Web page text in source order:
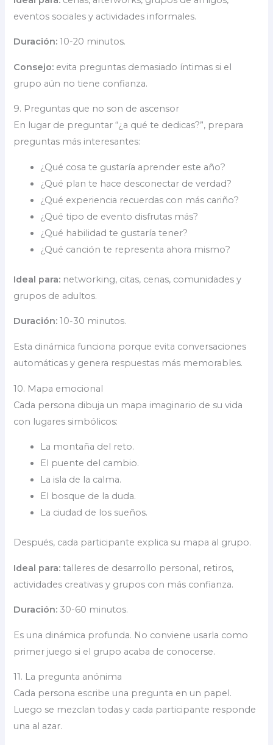
eventos sociales y actividades informales.
Duración: 10-20 minutos.
Consejo: evita preguntas demasiado íntimas si el
grupo aún no tiene confianza.
9. Preguntas que no son de ascensor
En lugar de preguntar “¿a qué te dedicas?”, prepara
preguntas más interesantes:
¿Qué cosa te gustaría aprender este año?
¿Qué plan te hace desconectar de verdad?
¿Qué experiencia recuerdas con más cariño?
¿Qué tipo de evento disfrutas más?
¿Qué habilidad te gustaría tener?
¿Qué canción te representa ahora mismo?
Ideal para: networking, citas, cenas, comunidades y
grupos de adultos.
Duración: 10-30 minutos.
Esta dinámica funciona porque evita conversaciones
automáticas y genera respuestas más memorables.
10. Mapa emocional
Cada persona dibuja un mapa imaginario de su vida
con lugares simbólicos:
La montaña del reto.
El puente del cambio.
La isla de la calma.
El bosque de la duda.
La ciudad de los sueños.
Después, cada participante explica su mapa al grupo.
Ideal para: talleres de desarrollo personal, retiros,
actividades creativas y grupos con más confianza.
Duración: 30-60 minutos.
Es una dinámica profunda. No conviene usarla como
primer juego si el grupo acaba de conocerse.
11. La pregunta anónima
Cada persona escribe una pregunta en un papel.
Luego se mezclan todas y cada participante responde
una al azar.